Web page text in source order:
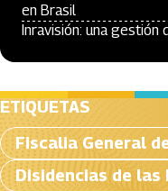
en Brasil
Inravisión: una gestión
ETIQUETAS
Fiscalia General
Disidencias de las